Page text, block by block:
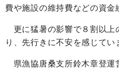
費や施設の維持費などの資金
更に猛暑の影響で８割以上
り、先行きに不安を感じてい
県漁協唐桑支所鈴木章登運